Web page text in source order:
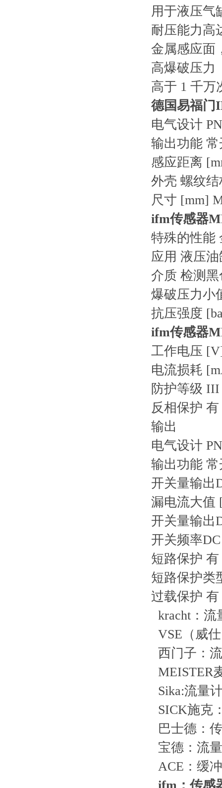
用于液压气
耐压能力高
金属感应面
高爆破压力
高于 1 千万
德国易福门
电气设计
输出功能 常
感应距离
外壳 螺纹结
尺寸 [mm]
ifm传感器
特殊的性能
应用 液压油
介质 检测
爆破压力小
抗压强度
ifm传感器
工作电压
电流损耗
防护等级 III
反相保护 有
输出
电气设计
输出功能 常
开关量输出
漏电流大值
开关量输出
开关频率
短路保护 有
短路保护类
过载保护 有
kracht：
VSE（威
西门子：
MEISTER
Sika:流量
SICK施克
巴士德：
宝德：流
ACE：缓